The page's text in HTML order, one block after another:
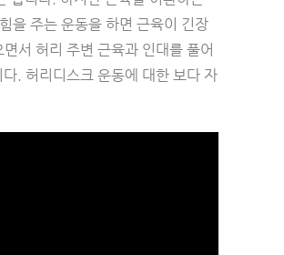
을 주는 운동을 하면 근육이 긴장
서 허리 주변 근육과 인대를 풀어
. 허리디스크 운동에 대한 보다 자